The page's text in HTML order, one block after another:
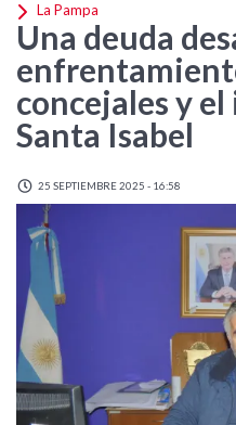
La Pampa
Una deuda
concejales y
Santa Isabel
25 SEPTIEMBRE 2025 - 16:58